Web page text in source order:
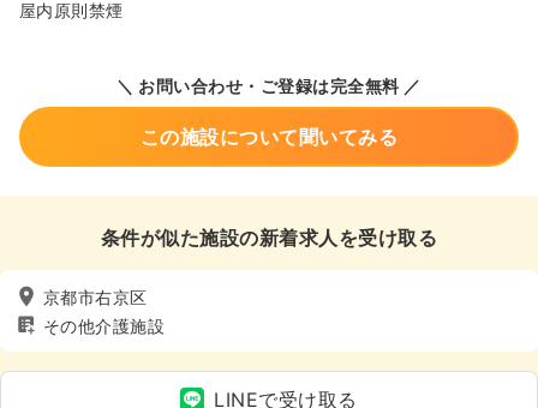
屋内原則禁煙
＼ お問い合わせ・ご登録は完全無料 ／
この施設について聞いてみる
条件が似た施設の新着求人を受け取る
京都市右京区
その他介護施設
LINEで受け取る